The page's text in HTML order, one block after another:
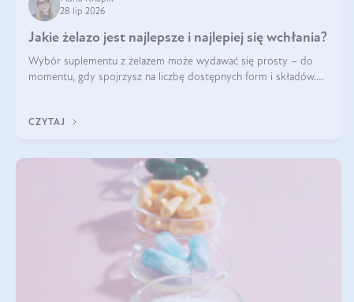
28 lip 2026
Jakie żelazo jest najlepsze i najlepiej się wchłania?
Wybór suplementu z żelazem może wydawać się prosty – do
momentu, gdy spojrzysz na liczbę dostępnych form i składów.
suplement?
CZYTAJ